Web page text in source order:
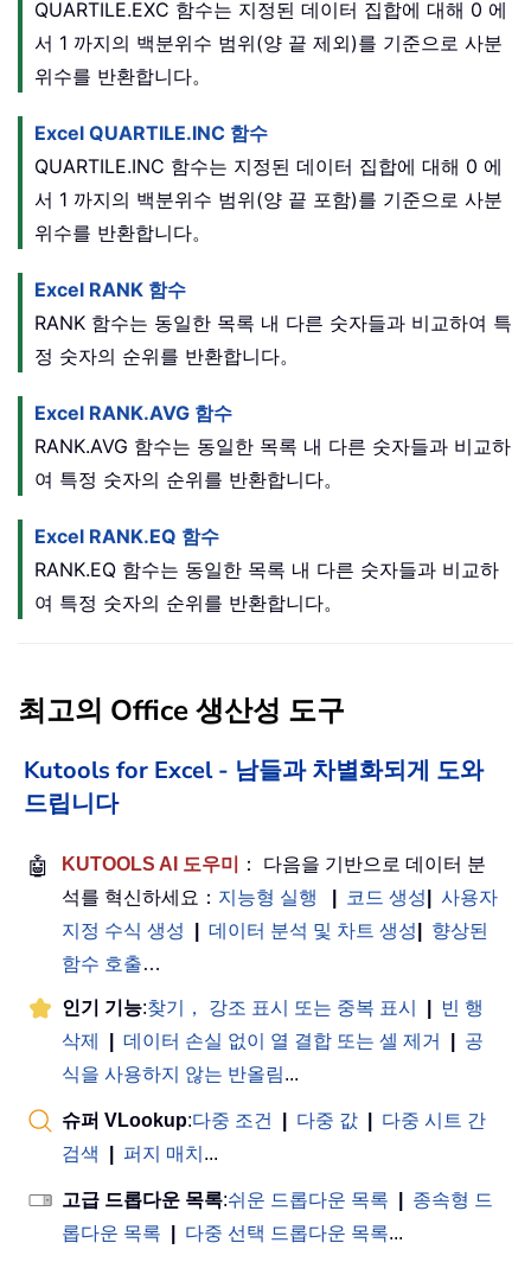
QUARTILE.EXC 함수는 지정된 데이터 집합에 대해 0 에
서 1 까지의 백분위수 범위(양 끝 제외)를 기준으로 사분
위수를 반환합니다。
Excel QUARTILE.INC 함수
QUARTILE.INC 함수는 지정된 데이터 집합에 대해 0 에
서 1 까지의 백분위수 범위(양 끝 포함)를 기준으로 사분
위수를 반환합니다。
Excel RANK 함수
RANK 함수는 동일한 목록 내 다른 숫자들과 비교하여 특
정 숫자의 순위를 반환합니다。
Excel RANK.AVG 함수
RANK.AVG 함수는 동일한 목록 내 다른 숫자들과 비교하
여 특정 숫자의 순위를 반환합니다。
Excel RANK.EQ 함수
RANK.EQ 함수는 동일한 목록 내 다른 숫자들과 비교하
여 특정 숫자의 순위를 반환합니다。
최고의 Office 생산성 도구
Kutools for Excel - 남들과 차별화되게 도와
드립니다
🤖 KUTOOLS AI 도우미
： 다음을 기반으로 데이터 분
석를 혁신하세요： 지능형 실행 코드 생성
사용자
지정 수식 생성
데이터 분석 및 차트 생성
향상된
함수 호출…
인기 기능:찾기， 강조 표시 또는 중복 표시
빈 행
삭제
데이터 손실 없이 열 결합 또는 셀 제거
공
식을 사용하지 않는 반올림...
슈퍼 VLookup:다중 조건 다중 값
다중 시트 간
검색
퍼지 매치 ...
고급 드롭다운 목록:쉬운 드롭다운 목록
종속형 드
롭다운 목록
다중 선택 드롭다운 목록...